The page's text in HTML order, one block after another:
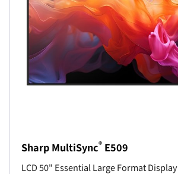
Sharp MultiSync® E509
LCD 50" Essential Large Format Display